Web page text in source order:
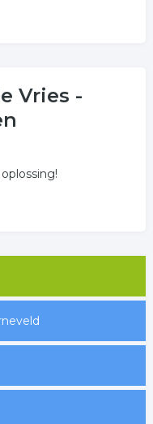
Vries -